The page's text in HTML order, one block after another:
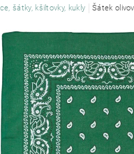
ČEPICE, ŠÁTKY,
BATOHY, KABELKY,
SVÍTILNY, SVĚTLA
PRO MOTORKÁŘE
šátky, kšiltovky, kukly Šátek